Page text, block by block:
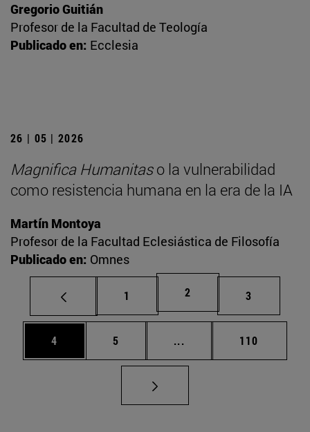
Gregorio Guitián
Profesor de la Facultad de Teología
Publicado en: Ecclesia
26 | 05 | 2026
Magnifica Humanitaso la vulnerabilidad
como resistencia humana en la era de la IA
Martín Montoya
Profesor de la Facultad Eclesiástica de Filosofía
Publicado en: Omnes
Página
1 Página
2 Página
3
Página
4 Página
5 ... Páginas intermedias
Página
110